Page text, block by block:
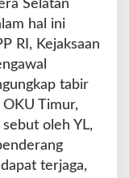
Selatan
hal ini
RI, Kejaksaan
tabir
OKU Timur,
oleh YL,
terjaga,